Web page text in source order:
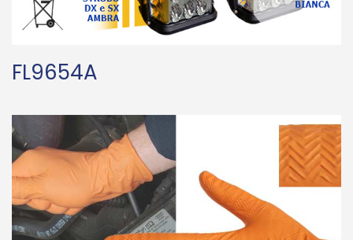
FL9654A